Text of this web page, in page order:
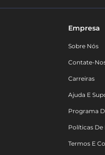
Empresa
Sobre Nós
Contate-
Carreiras
Ajuda E
Programa
Políticas
Termos E